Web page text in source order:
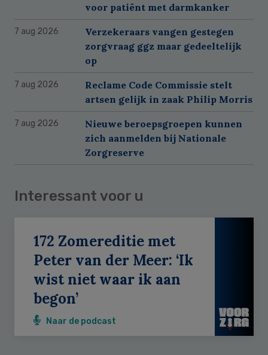
voor patiënt met darmkanker
7 aug 2026
Verzekeraars vangen gestegen
zorgvraag ggz maar gedeeltelijk
op
7 aug 2026
Reclame Code Commissie stelt
artsen gelijk in zaak Philip Morris
7 aug 2026
Nieuwe beroepsgroepen kunnen
zich aanmelden bij Nationale
Zorgreserve
Interessant voor u
172 Zomereditie met
Peter van der Meer: ‘Ik
wist niet waar ik aan
begon’
Naar de podcast